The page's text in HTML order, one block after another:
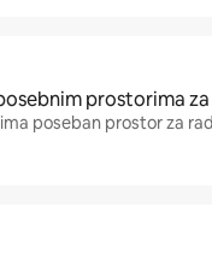
prostorima
poseban prostor za rad